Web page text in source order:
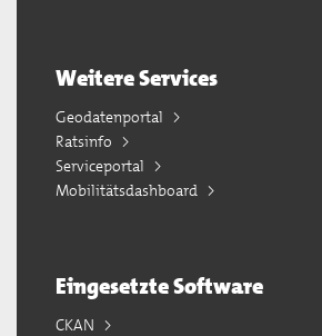
Weitere Services
Geodatenportal
Ratsinfo
Serviceportal
Mobilitätsdashboard
Eingesetzte Software
CKAN